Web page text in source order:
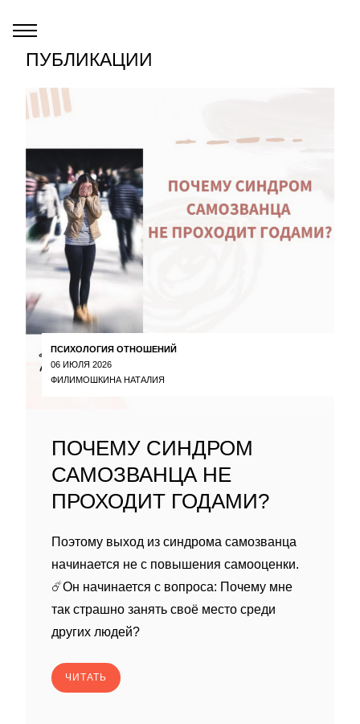
ПУБЛИКАЦИИ
ПСИХОЛОГИЯ ОТНОШЕНИЙ
06 ИЮЛЯ 2026
ФИЛИМОШКИНА НАТАЛИЯ
ПОЧЕМУ СИНДРОМ
САМОЗВАНЦА НЕ
ПРОХОДИТ ГОДАМИ?
Поэтому выход из синдрома самозванца
начинается не с повышения самооценки.
☄️Он начинается с вопроса: Почему мне
так страшно занять своё место среди
других людей?
ЧИТАТЬ